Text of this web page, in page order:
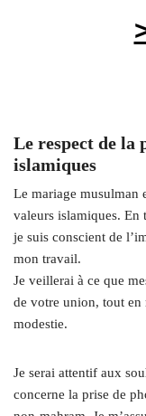
Le respect de la
islamiques
Le mariage musulman
valeurs islamiques. En
je suis conscient de
mon travail.
Je veillerai à ce que
de votre union, tout en
modestie.
Je serai attentif aux
concerne la prise de